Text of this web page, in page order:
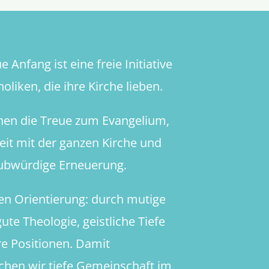
Anfang ist eine freie Initiative
die ihre Kirche lieben.
die Treue zum Evangelium,
mit der ganzen Kirche und
Erneuerung.
Orientierung: durch mutige
Theologie, geistliche Tiefe
Positionen. Damit